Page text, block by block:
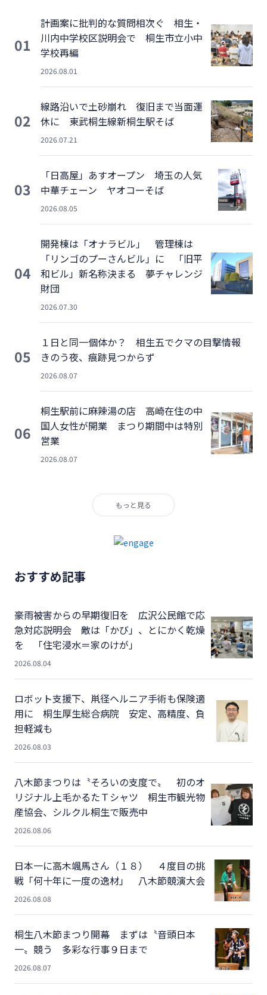
01
計画案に批判的な質問相次ぐ 相生・
川内中学校区説明会で 桐生市立小中
学校再編
2026.08.01
02
線路沿いで土砂崩れ 復旧まで当面運
休に 東武桐生線新桐生駅そば
2026.07.21
03
「日高屋」あすオープン 埼玉の人気
中華チェーン ヤオコーそば
2026.08.05
04
開発棟は「オナラビル」 管理棟は
「リンゴのプーさんビル」に 「旧平
和ビル」新名称決まる 夢チャレンジ
財団
2026.07.30
05
１日と同一個体か？ 相生五でクマの目撃情報
きのう夜、痕跡見つからず
2026.08.07
06
桐生駅前に麻辣湯の店 高崎在住の中
国人女性が開業 まつり期間中は特別
営業
2026.08.07
もっと見る
おすすめ記事
豪雨被害からの早期復旧を 広沢公民館で応
急対応説明会 敵は「かび」、とにかく乾燥
を 「住宅浸水＝家のけが」
2026.08.04
ロボット支援下、鼡径ヘルニア手術も保険適
用に 桐生厚生総合病院 安定、高精度、負
担軽減も
2026.08.03
八木節まつりは〝そろいの支度で〟 初のオ
リジナル上毛かるたＴシャツ 桐生市観光物
産協会、シルクル桐生で販売中
2026.08.06
日本一に高木颯馬さん（１８） ４度目の挑
戦「何十年に一度の逸材」 八木節競演大会
2026.08.08
桐生八木節まつり開幕 まずは〝音頭日本
一〟競う 多彩な行事９日まで
2026.08.07